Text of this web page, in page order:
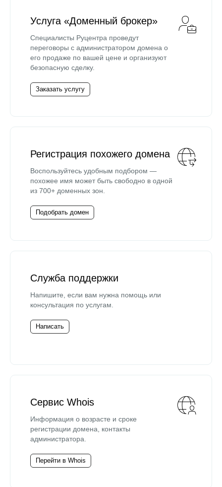
Услуга «Доменный брокер»
Специалисты Руцентра проведут
переговоры с администратором домена о
его продаже по вашей цене и организуют
безопасную сделку.
Заказать услугу
Регистрация похожего домена
Воспользуйтесь удобным подбором —
похожее имя может быть свободно в одной
из 700+ доменных зон.
Подобрать домен
Служба поддержки
Напишите, если вам нужна помощь или
консультация по услугам.
Написать
Сервис Whois
Информация о возрасте и сроке
регистрации домена, контакты
администратора.
Перейти в Whois